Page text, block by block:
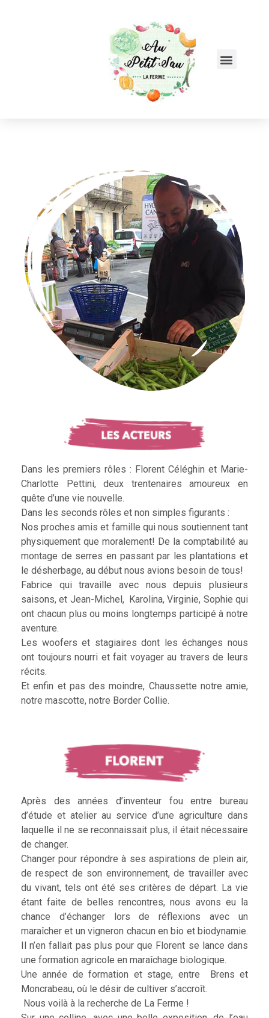
Dans les premiers rôles : Florent Céléghin et Marie-
Charlotte Pettini, deux trentenaires amoureux en
quête d’une vie nouvelle.
Dans les seconds rôles et non simples figurants :
Nos proches amis et famille qui nous soutiennent tant
physiquement que moralement! De la comptabilité au
montage de serres en passant par les plantations et
le désherbage, au début nous avions besoin de tous!
Fabrice qui travaille avec nous depuis plusieurs
saisons, et Jean-Michel, Karolina, Virginie, Sophie qui
ont chacun plus ou moins longtemps participé à notre
aventure.
Les woofers et stagiaires dont les échanges nous
ont toujours nourri et fait voyager au travers de leurs
récits.
Et enfin et pas des moindre, Chaussette notre amie,
notre mascotte, notre Border Collie.
Après des années d’inventeur fou entre bureau
d’étude et atelier au service d’une agriculture dans
laquelle il ne se reconnaissait plus, il était nécessaire
de changer.
Changer pour répondre à ses aspirations de plein air,
de respect de son environnement, de travailler avec
du vivant, tels ont été ses critères de départ. La vie
étant faite de belles rencontres, nous avons eu la
chance d’échanger lors de réflexions avec un
maraîcher et un vigneron chacun en bio et biodynamie.
Il n’en fallait pas plus pour que Florent se lance dans
une formation agricole en maraîchage biologique.
Une année de formation et stage, entre Brens et
Moncrabeau, où le désir de cultiver s’accroît.
Nous voilà à la recherche de La Ferme !